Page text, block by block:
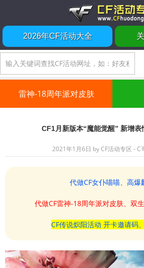
2026年CF活动大全
雷神-18周年派对皮肤
CF1月新版本“魔能觉醒” 新增表
2021年1月6日 byCF活动专区 - C
代做CF女仆喵喵、高爆
代做CF雷神-18周年派对皮肤、双
CF传说炽阳活动 开卡邀请码